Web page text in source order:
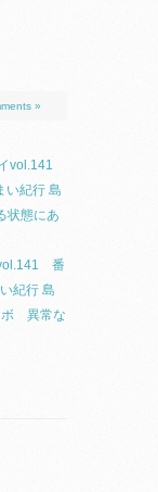
»
vol.141
紀行 島
状態にあ
vol.141 番
紀行 島
ボ 異常な